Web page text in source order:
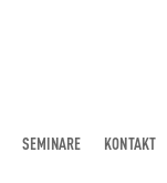
SEMINARE KONTAKT